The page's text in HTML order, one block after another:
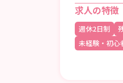
求人の特徴
週休2日制
未経験・初心